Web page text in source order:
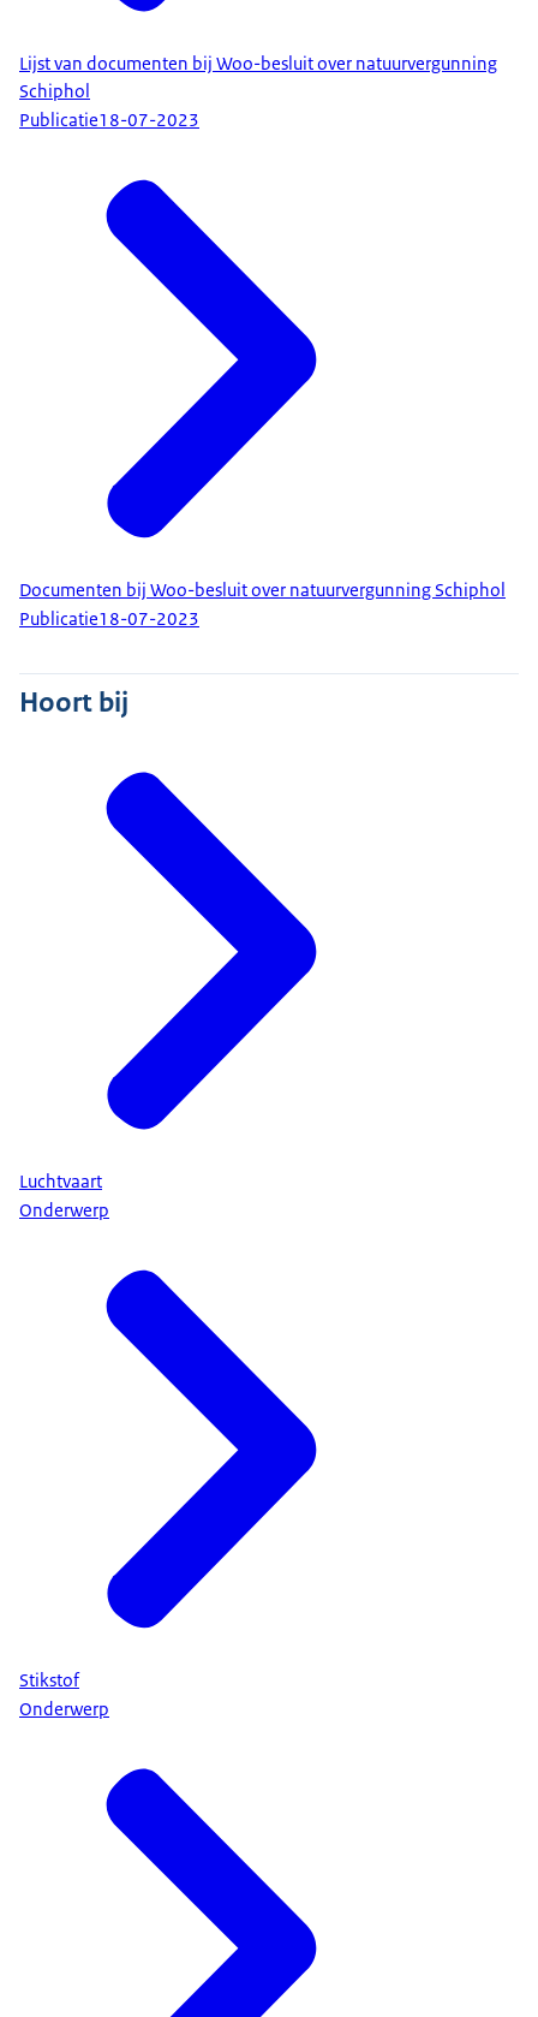
Lijst van documenten bij Woo-besluit over natuurvergunning
Schiphol
Publicatie18-07-2023
Documenten bij Woo-besluit over natuurvergunning Schiphol
Publicatie18-07-2023
Hoort bij
Luchtvaart
Onderwerp
Stikstof
Onderwerp